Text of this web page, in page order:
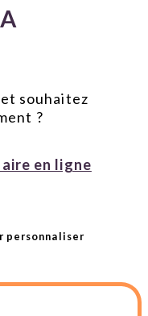
souhaitez
?
en ligne
personnaliser